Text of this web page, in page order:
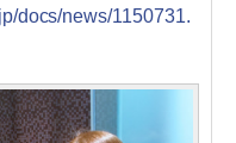
docs/news/1150731.